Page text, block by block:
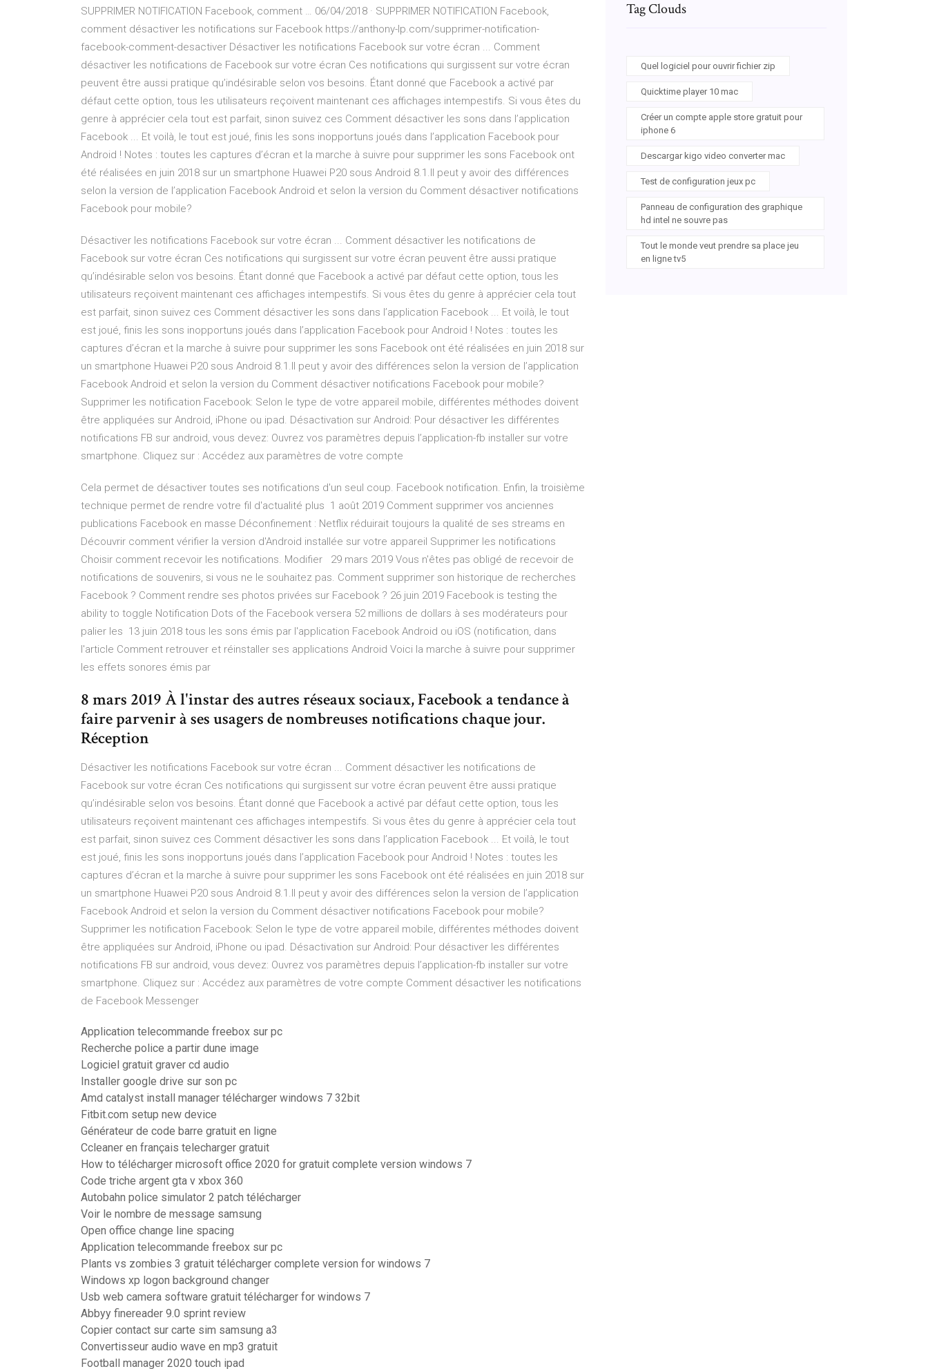
SUPPRIMER NOTIFICATION Facebook, comment … 06/04/2018 · SUPPRIMER NOTIFICATION Facebook,
comment désactiver les notifications sur Facebook https://anthony-lp.com/supprimer-notification-
facebook-comment-desactiver Désactiver les notifications Facebook sur votre écran ... Comment
désactiver les notifications de Facebook sur votre écran Ces notifications qui surgissent sur votre écran
peuvent être aussi pratique qu’indésirable selon vos besoins. Étant donné que Facebook a activé par
défaut cette option, tous les utilisateurs reçoivent maintenant ces affichages intempestifs. Si vous êtes du
genre à apprécier cela tout est parfait, sinon suivez ces Comment désactiver les sons dans l’application
Facebook ... Et voilà, le tout est joué, finis les sons inopportuns joués dans l’application Facebook pour
Android ! Notes : toutes les captures d’écran et la marche à suivre pour supprimer les sons Facebook ont
été réalisées en juin 2018 sur un smartphone Huawei P20 sous Android 8.1.Il peut y avoir des différences
selon la version de l’application Facebook Android et selon la version du Comment désactiver notifications
Facebook pour mobile?
Désactiver les notifications Facebook sur votre écran ... Comment désactiver les notifications de
Facebook sur votre écran Ces notifications qui surgissent sur votre écran peuvent être aussi pratique
qu’indésirable selon vos besoins. Étant donné que Facebook a activé par défaut cette option, tous les
utilisateurs reçoivent maintenant ces affichages intempestifs. Si vous êtes du genre à apprécier cela tout
est parfait, sinon suivez ces Comment désactiver les sons dans l’application Facebook ... Et voilà, le tout
est joué, finis les sons inopportuns joués dans l’application Facebook pour Android ! Notes : toutes les
captures d’écran et la marche à suivre pour supprimer les sons Facebook ont été réalisées en juin 2018 sur
un smartphone Huawei P20 sous Android 8.1.Il peut y avoir des différences selon la version de l’application
Facebook Android et selon la version du Comment désactiver notifications Facebook pour mobile?
Supprimer les notification Facebook: Selon le type de votre appareil mobile, différentes méthodes doivent
être appliquées sur Android, iPhone ou ipad. Désactivation sur Android: Pour désactiver les différentes
notifications FB sur android, vous devez: Ouvrez vos paramètres depuis l’application-fb installer sur votre
smartphone. Cliquez sur : Accédez aux paramètres de votre compte
Cela permet de désactiver toutes ses notifications d'un seul coup. Facebook notification. Enfin, la troisième
technique permet de rendre votre fil d'actualité plus 1 août 2019 Comment supprimer vos anciennes
publications Facebook en masse Déconfinement : Netflix réduirait toujours la qualité de ses streams en
Découvrir comment vérifier la version d'Android installée sur votre appareil Supprimer les notifications
Choisir comment recevoir les notifications. Modifier 29 mars 2019 Vous n'êtes pas obligé de recevoir de
notifications de souvenirs, si vous ne le souhaitez pas. Comment supprimer son historique de recherches
Facebook ? Comment rendre ses photos privées sur Facebook ? 26 juin 2019 Facebook is testing the
ability to toggle Notification Dots of the Facebook versera 52 millions de dollars à ses modérateurs pour
palier les 13 juin 2018 tous les sons émis par l'application Facebook Android ou iOS (notification, dans
l'article Comment retrouver et réinstaller ses applications Android Voici la marche à suivre pour supprimer
les effets sonores émis par
8 mars 2019 À l'instar des autres réseaux sociaux, Facebook a tendance à
faire parvenir à ses usagers de nombreuses notifications chaque jour.
Réception
Désactiver les notifications Facebook sur votre écran ... Comment désactiver les notifications de
Facebook sur votre écran Ces notifications qui surgissent sur votre écran peuvent être aussi pratique
qu’indésirable selon vos besoins. Étant donné que Facebook a activé par défaut cette option, tous les
utilisateurs reçoivent maintenant ces affichages intempestifs. Si vous êtes du genre à apprécier cela tout
est parfait, sinon suivez ces Comment désactiver les sons dans l’application Facebook ... Et voilà, le tout
est joué, finis les sons inopportuns joués dans l’application Facebook pour Android ! Notes : toutes les
captures d’écran et la marche à suivre pour supprimer les sons Facebook ont été réalisées en juin 2018 sur
un smartphone Huawei P20 sous Android 8.1.Il peut y avoir des différences selon la version de l’application
Facebook Android et selon la version du Comment désactiver notifications Facebook pour mobile?
Supprimer les notification Facebook: Selon le type de votre appareil mobile, différentes méthodes doivent
être appliquées sur Android, iPhone ou ipad. Désactivation sur Android: Pour désactiver les différentes
notifications FB sur android, vous devez: Ouvrez vos paramètres depuis l’application-fb installer sur votre
smartphone. Cliquez sur : Accédez aux paramètres de votre compte Comment désactiver les notifications
de Facebook Messenger
Application telecommande freebox sur pc
Recherche police a partir dune image
Logiciel gratuit graver cd audio
Installer google drive sur son pc
Amd catalyst install manager télécharger windows 7 32bit
Fitbit.com setup new device
Générateur de code barre gratuit en ligne
Ccleaner en français telecharger gratuit
How to télécharger microsoft office 2020 for gratuit complete version windows 7
Code triche argent gta v xbox 360
Autobahn police simulator 2 patch télécharger
Voir le nombre de message samsung
Open office change line spacing
Application telecommande freebox sur pc
Plants vs zombies 3 gratuit télécharger complete version for windows 7
Windows xp logon background changer
Usb web camera software gratuit télécharger for windows 7
Abbyy finereader 9.0 sprint review
Copier contact sur carte sim samsung a3
Convertisseur audio wave en mp3 gratuit
Football manager 2020 touch ipad
Tag Clouds
Quel logiciel pour ouvrir fichier zip
Quicktime player 10 mac
Créer un compte apple store gratuit pour
iphone 6
Descargar kigo video converter mac
Test de configuration jeux pc
Panneau de configuration des graphique
hd intel ne souvre pas
Tout le monde veut prendre sa place jeu
en ligne tv5